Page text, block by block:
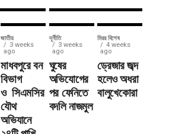
জাতীয়
3 weeks
ago
মাধবপুরে বন
বিভাগ
ও সিএমসির
যৌথ
অভিযানে
দূর্নীতি
3 weeks
ago
ঘুষের
অভিযোগের
পর ফেনিতে
বদলি নাজমুল
মিরর বিশেষ
4 weeks
ago
ড্রেজার জব্দ
হলেও অধরা
বালুখেকোরা